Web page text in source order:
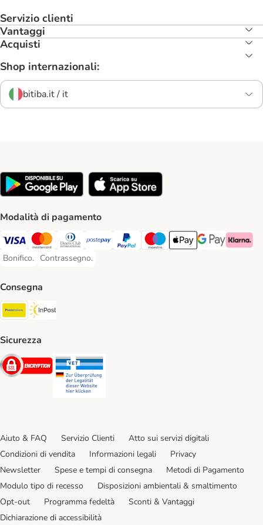
Servizio clienti
Vantaggi
Acquisti
Shop internazionali:
bitiba.it / it
Modalità di pagamento
Visa. Payment Method
Mastercard. Payment Method
Diners Club. Payment Method
Postepay. Payment Method
PayPal. Payment Method
Maestro. Payment Method
Apple pay. Payment
Google Pay
Klarna
Bonifico.
Bonifico. Payment Method
Contrassegno.
Contrassegno. Payment Method
Consegna
Poste Italiane. Shipping Method
Sicurezza
Security
Aiuto & FAQ Servizio Clienti
Atto sui servizi digitali
Condizioni di vendita
Informazioni legali
Privacy
Newsletter
Spese e tempi di consegna
Metodi di Pagamento
Modulo tipo di recesso
Disposizioni ambientali & smaltimento
Opt-out
Programma fedeltà
Sconti & Vantaggi
Dichiarazione di accessibilità